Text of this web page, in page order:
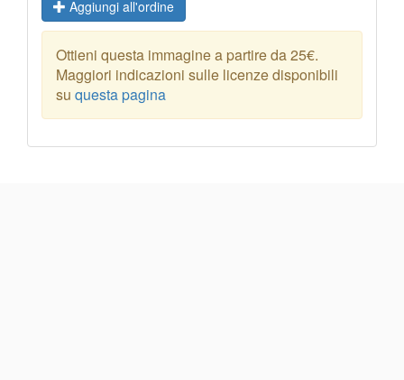
Aggiungi all'ordine
Ottieni questa immagine a partire da 25€.
Maggiori indicazioni sulle licenze disponibili
su questa pagina